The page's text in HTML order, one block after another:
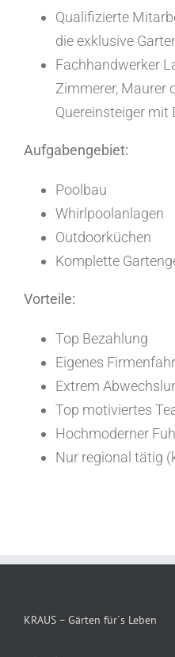
Qualifizierte
die exklusive
Fachhandwerker
Zimmerer, Maurer
Quereinsteiger mit
Aufgabengebiet:
Poolbau
Whirlpoolanlagen
Outdoorküchen
Komplette
Vorteile:
Top Bezahlung
Eigenes
Extrem
Top motiviertes
Hochmoderner
Nur regional tätig
KRAUS – Gärten für´s Leben